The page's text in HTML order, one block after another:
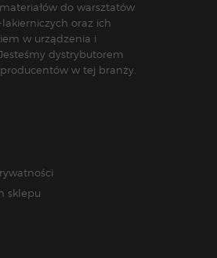
do warsztatów
oraz ich
w urządzenia i
dystrybutorem
w tej branży.
sklepu